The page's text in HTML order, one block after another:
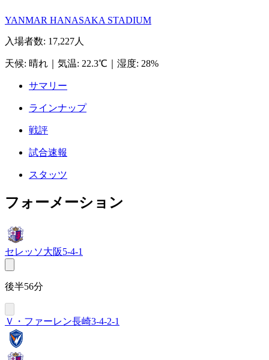
YANMAR HANASAKA STADIUM
入場者数: 17,227人
天候: 晴れ 気温: 22.3℃ 湿度: 28%
サマリー
ラインナップ
戦評
試合速報
スタッツ
フォーメーション
セレッソ大阪5-4-1
後半56分
Ｖ・ファーレン長崎3-4-2-1